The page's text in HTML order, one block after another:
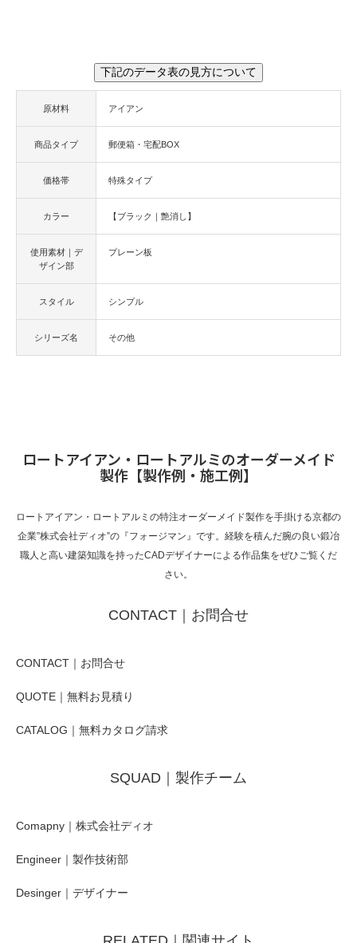
下記のデータ表の見方について
原材料 アイアン
商品タイプ 郵便箱・宅配BOX
価格帯 特殊タイプ
カラー 【ブラック｜艶消し】
使用素材｜デ
ザイン部
プレーン板
スタイル シンプル
シリーズ名 その他
ロートアイアン・ロートアルミのオーダーメイド
製作【製作例・施工例】
ロートアイアン・ロートアルミの特注オーダーメイド製作を手掛ける京都の
企業”株式会社ディオ”の『フォージマン』です。経験を積んだ腕の良い鍛冶
職人と高い建築知識を持ったCADデザイナーによる作品集をぜひご覧くだ
さい。
CONTACT｜お問合せ
CONTACT｜お問合せ
QUOTE｜無料お見積り
CATALOG｜無料カタログ請求
SQUAD｜製作チーム
Comapny｜株式会社ディオ
Engineer｜製作技術部
Desinger｜デザイナー